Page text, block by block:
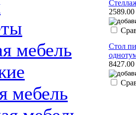
мебель
мебель
Стол
8427.00